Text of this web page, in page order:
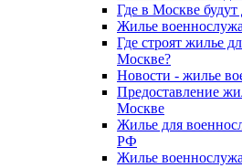
Где в Москве
Жилье
Где строят жилье
Москве?
Новости - жилье
Предоставление
Москве
Жилье для
РФ
Жилье